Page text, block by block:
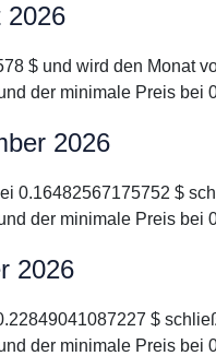
2026
$ und wird den Monat
der minimale Preis bei
2026
0.16482567175752 $
der minimale Preis bei
2026
$
der minimale Preis bei